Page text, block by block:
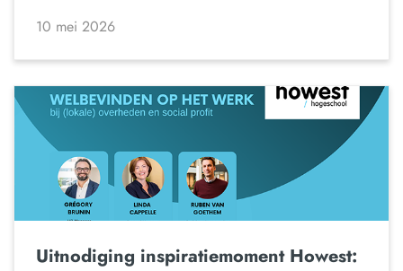
10 mei 2026
Uitnodiging inspiratiemoment Howest: